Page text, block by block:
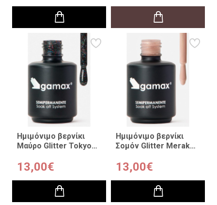
Ημιμόνιμο βερνίκι
Μαύρο Glitter Tokyo
13,00€
Ημιμόνιμο βερνίκι
Σομόν Glitter Merak
13,00€